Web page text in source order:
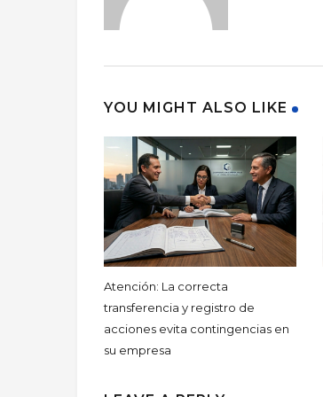
YOU MIGHT ALSO LIKE
Atención: La correcta
transferencia y registro de
acciones evita contingencias en
su empresa